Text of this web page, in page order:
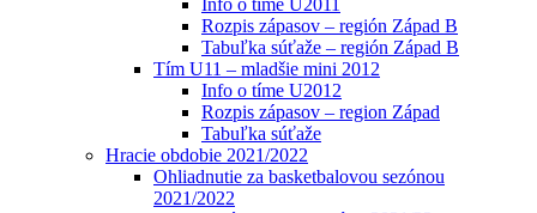
Rozpis zápasov – región Západ B
Tabuľka súťaže – región Západ B
Tím U11 – mladšie mini 2012
Info o tíme U2012
Rozpis zápasov – region Západ
Tabuľka súťaže
Hracie obdobie 2021/2022
Ohliadnutie za basketbalovou sezónou
2021/2022